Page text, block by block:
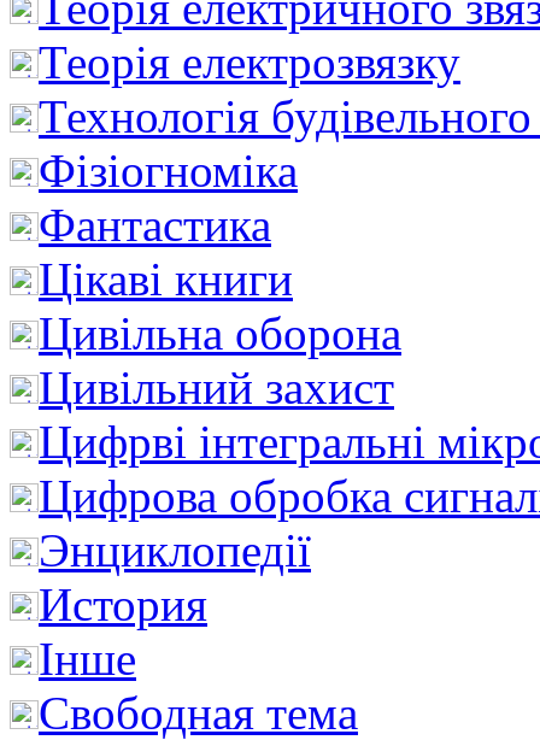
Теорія електрозвязку
Технологія
Фізіогноміка
Фантастика
Цікаві книги
Цивільна оборона
Цивільний захист
Цифрві інтегральні
Цифрова обробка
Энциклопедії
История
Інше
Свободная тема